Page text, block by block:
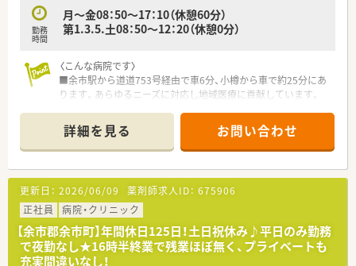
復職後も、子どもが小学校1年生終了時まで、1日あたり最大2
時間勤務時間を短縮して働くこともできます。
〈企業紹介〉
■全国に400店舗以上展開する大手調剤薬局です。
大型門前薬局、医療モール型薬局、地域密着型薬局を展開、特
■基礎から専門性まで継続したサポートの教育研修制度や福利
厚生の充実を図り、社員が働きやすく、一人ひとりが活躍できる
勤務
時間
月～金08：50～17：10（休憩60分）
第1.3.5.土08：50～12：20（休憩0分）
〈こんな病院です〉
■余市駅から道道753号経由で車6分、小樽から車で約25分にあ
ります。あらゆるニーズに対応し地域医療に貢献しています。
五ケ町村、余市町、仁木町、赤井川村、古平町、積丹町の基幹病院
として地域密着型の医療を提供しています。
■病床数は1一般：60床、障害者：60床、回復期リハビリテーショ
ン：45床、急性期・慢性期のケアミックス型ですので、様々な経験
を積むことも可能です。
■診療科目は内科、総合診療科、小児科、外科、心臓血管外科、整
形外科、眼科、産婦人科、泌尿器科、リハビリテーション科、人工
透析センターがあります。
■業務内容は、入院調剤、注射調剤、安全キャビネットでの抗が
ん剤混合調整や、DI業務、病棟業務で、病院薬剤師として一連の
詳細を見る お問い合わせ
更新日： 2026/06/09 薬剤師求人ID： 675906
正社員
病院・クリニック
【余市郡余市町】年間休日125日！土日祝休み♪平日のみ勤務
で夜勤なし★16時半終業で残業ほぼ無く、プライベートも
充実間違いなし！